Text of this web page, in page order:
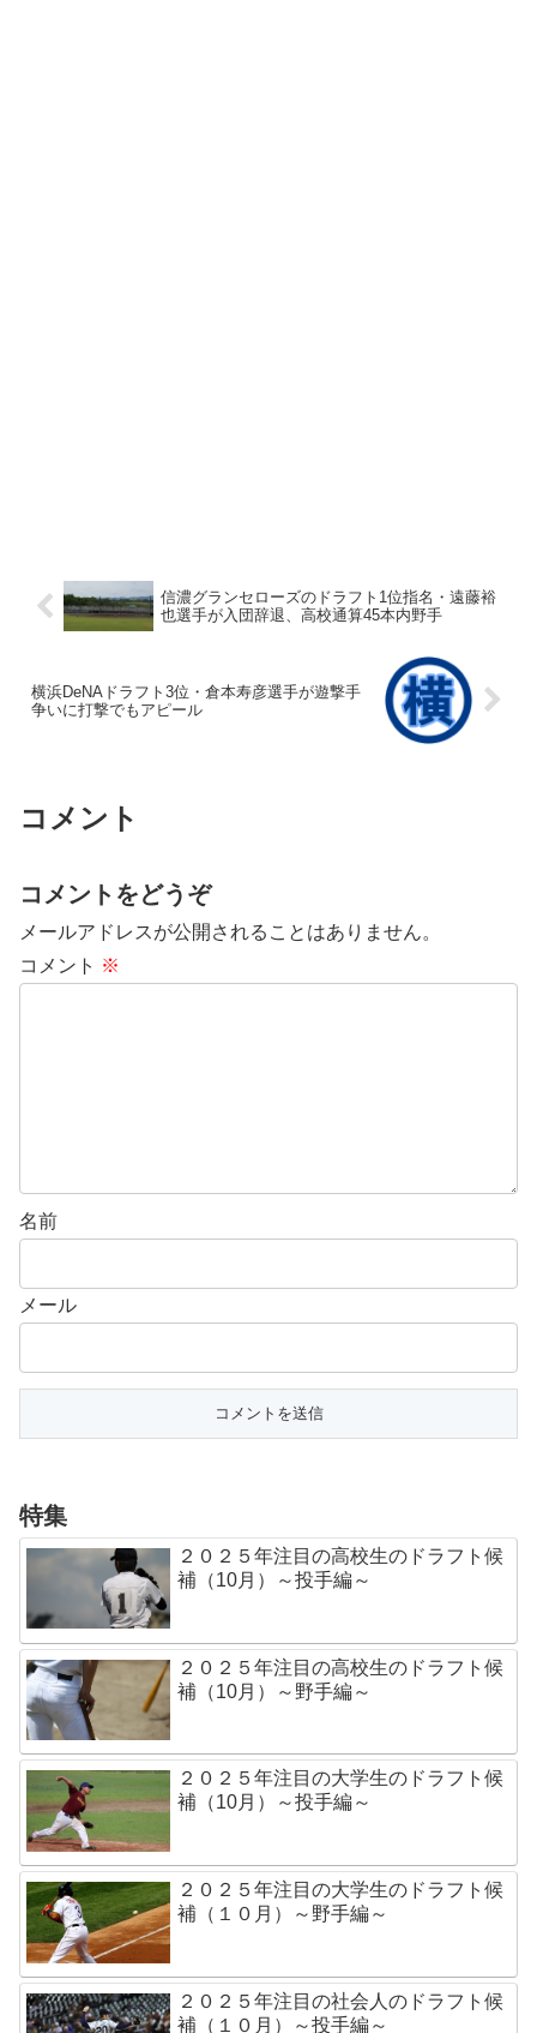
信濃グランセローズのドラフト1位指名・遠藤裕
也選手が入団辞退、高校通算45本内野手
横浜DeNAドラフト3位・倉本寿彦選手が遊撃手
争いに打撃でもアピール
コメント
コメントをどうぞ
メールアドレスが公開されることはありません。
コメント ※
名前
メール
特集
２０２５年注目の高校生のドラフト候
補（10月）～投手編～
２０２５年注目の高校生のドラフト候
補（10月）～野手編～
２０２５年注目の大学生のドラフト候
補（10月）～投手編～
２０２５年注目の大学生のドラフト候
補（１０月）～野手編～
２０２５年注目の社会人のドラフト候
補（１０月）～投手編～